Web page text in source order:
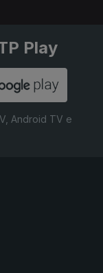
Play
Android TV e